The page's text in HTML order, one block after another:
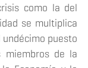
como la del
se multiplica
puesto
de la